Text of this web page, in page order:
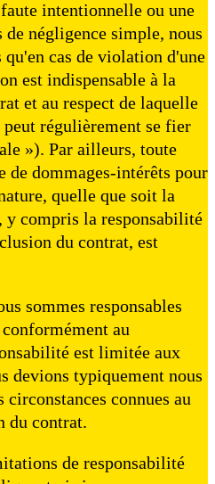
intentionnelle ou une
de négligence simple, nous
qu'en cas de violation d'une
est indispensable à la
et au respect de laquelle
régulièrement se fier
»). Par ailleurs, toute
de dommages-intérêts pour
quelle que soit la
y compris la responsabilité
du contrat, est
sommes responsables
au
est limitée aux
devions typiquement nous
connues au
du contrat.
de responsabilité